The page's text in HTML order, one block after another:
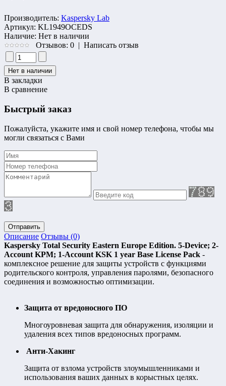
Производитель: Kaspersky Lab
Артикул: KL1949OCEDS
Наличие: Нет в наличии
Отзывов: 0 | Написать отзыв
В закладки
В сравнение
Быстрый заказ
Пожалуйста, укажите имя и свой номер телефона, чтобы мы
могли связаться с Вами
Отправить
Описание Отзывы (0)
Kaspersky Total Security Eastern Europe Edition. 5-Device; 2-
Account KPM; 1-Account KSK 1 year Base License Pack -
комплексное решение для защиты устройств с функциями
родительского контроля, управления паролями, безопасного
соединения и возможностью оптимизации.
Защита от вредоносного ПО
Многоуровневая защита для обнаружения, изоляции и
удаления всех типов вредоносных программ.
Анти-Хакинг
Защита от взлома устройств злоумышленниками и
использования ваших данных в корыстных целях.